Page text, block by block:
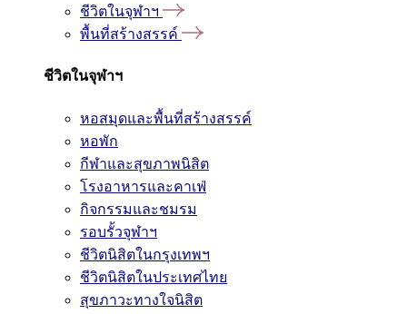
ชีวิตในจุฬาฯ
พื้นที่สร้างสรรค์
ชีวิตในจุฬาฯ
หอสมุดและพื้นที่สร้างสรรค์
หอพัก
กีฬาและสุขภาพนิสิต
โรงอาหารและคาเฟ่
กิจกรรมและชมรม
รอบรั้วจุฬาฯ
ชีวิตนิสิตในกรุงเทพฯ
ชีวิตนิสิตในประเทศไทย
สุขภาวะทางใจนิสิต